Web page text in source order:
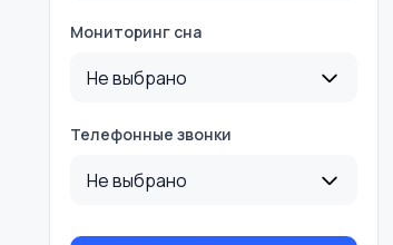
Мониторинг сна
Не выбрано
Телефонные звонки
Не выбрано